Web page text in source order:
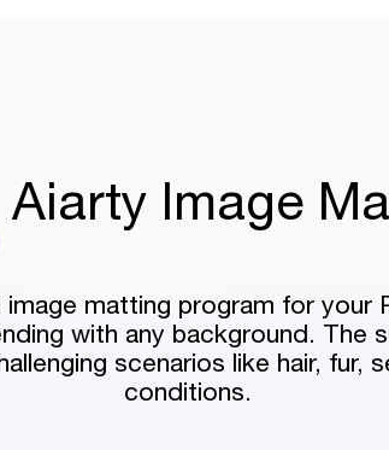
Aiarty Image
matting program for your
with any background. The
scenarios like hair, fur,
conditions.